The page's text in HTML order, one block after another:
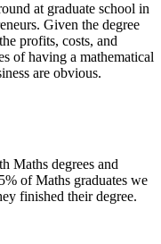
at graduate school in
Given the degree
profits, costs, and
of having a mathematical
are obvious.
Maths degrees and
of Maths graduates we
finished their degree.